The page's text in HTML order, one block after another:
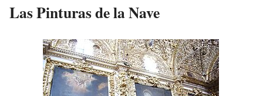
Las Pinturas de la Nave